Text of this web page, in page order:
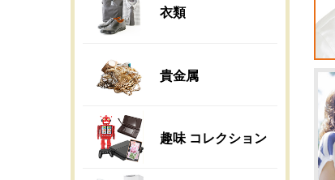
衣類
貴金属
趣味 コレクション